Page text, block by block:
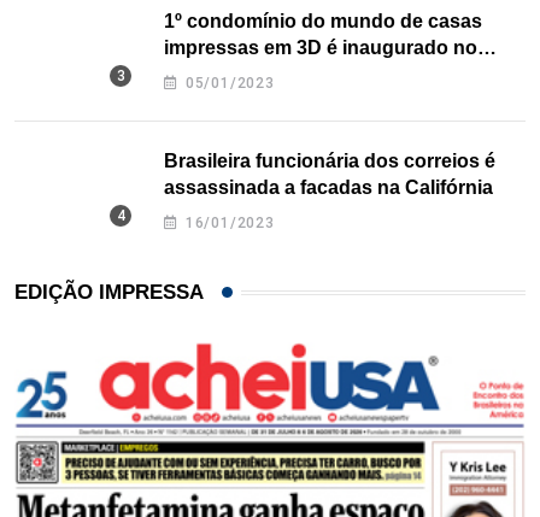
1º condomínio do mundo de casas
impressas em 3D é inaugurado no
Texas
05/01/2023
Brasileira funcionária dos correios é
assassinada a facadas na Califórnia
16/01/2023
EDIÇÃO IMPRESSA